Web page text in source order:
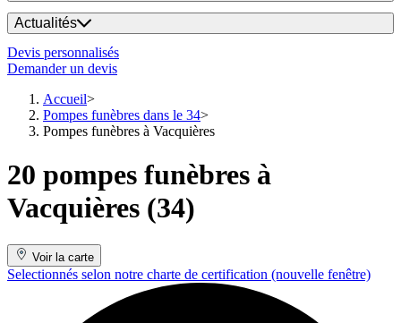
Actualités
Devis personnalisés
Demander un devis
Accueil
Pompes funèbres dans le 34
Pompes funèbres à Vacquières
20 pompes funèbres à
Vacquières (34)
Voir la carte
Selectionnés selon notre charte de certification (nouvelle fenêtre)